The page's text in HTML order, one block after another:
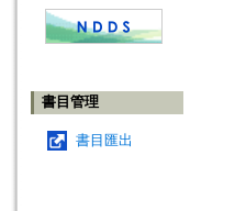
書目管理
書目匯出